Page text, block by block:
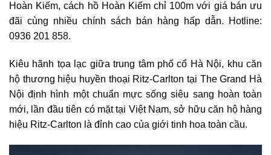
Hoàn Kiếm, cách hồ Hoàn Kiếm chỉ 100m với giá bán ưu
đãi cùng nhiều chính sách bán hàng hấp dẫn. Hotline:
0936 201 858.
Kiêu hãnh tọa lạc giữa trung tâm phố cổ Hà Nội, khu căn
hộ thương hiệu huyền thoại Ritz-Carlton tại The Grand Hà
Nội định hình một chuẩn mực sống siêu sang hoàn toàn
mới, lần đầu tiên có mặt tại Việt Nam, sở hữu căn hộ hàng
hiệu Ritz-Carlton là đỉnh cao của giới tinh hoa toàn cầu.